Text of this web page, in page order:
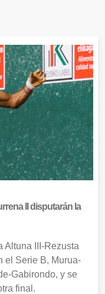
II disputarán la
Altuna III-Rezusta
el Serie B, Murua-
Gabirondo, y se
final.